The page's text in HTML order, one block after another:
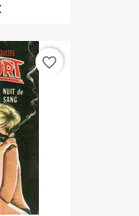
favorite_border